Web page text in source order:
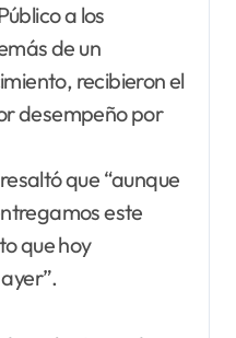
a los
de un
recibieron el
desempeño por
que “aunque
este
que hoy